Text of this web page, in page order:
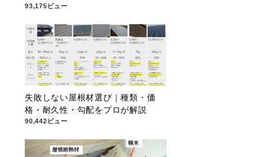
93,175ビュー
失敗しない屋根材選び｜種類・価
格・耐久性・勾配をプロが解説
90,442ビュー